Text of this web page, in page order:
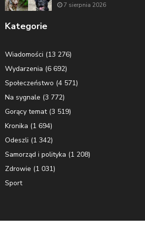
7 sierpnia 2026
Kategorie
Wiadomości (13 276)
Wydarzenia (6 692)
Społeczeństwo (4 571)
Na sygnale (3 772)
Gorący temat(3 519)
Kronika (1 694)
Odeszli (1 342)
Samorząd i polityka (1 208)
Zdrowie (1 031)
Sport